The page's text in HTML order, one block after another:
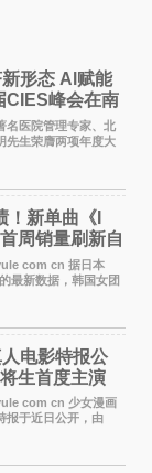
形态 Al赋能
CIES峰会在南
医院管理专家、北
先生荣膺两项年度大
金陵，长江之畔，
主题的2026&lsquo;人
！新单曲《I
周销量刷新自
cn 据日本
最新数据，韩国女团
曲《I Got Your
张，成功跻身最新一
人电影特报公
生首度主演
cn 少女漫画
报于近日公开，由
演，这也是他首次
关注。 女高中生咲